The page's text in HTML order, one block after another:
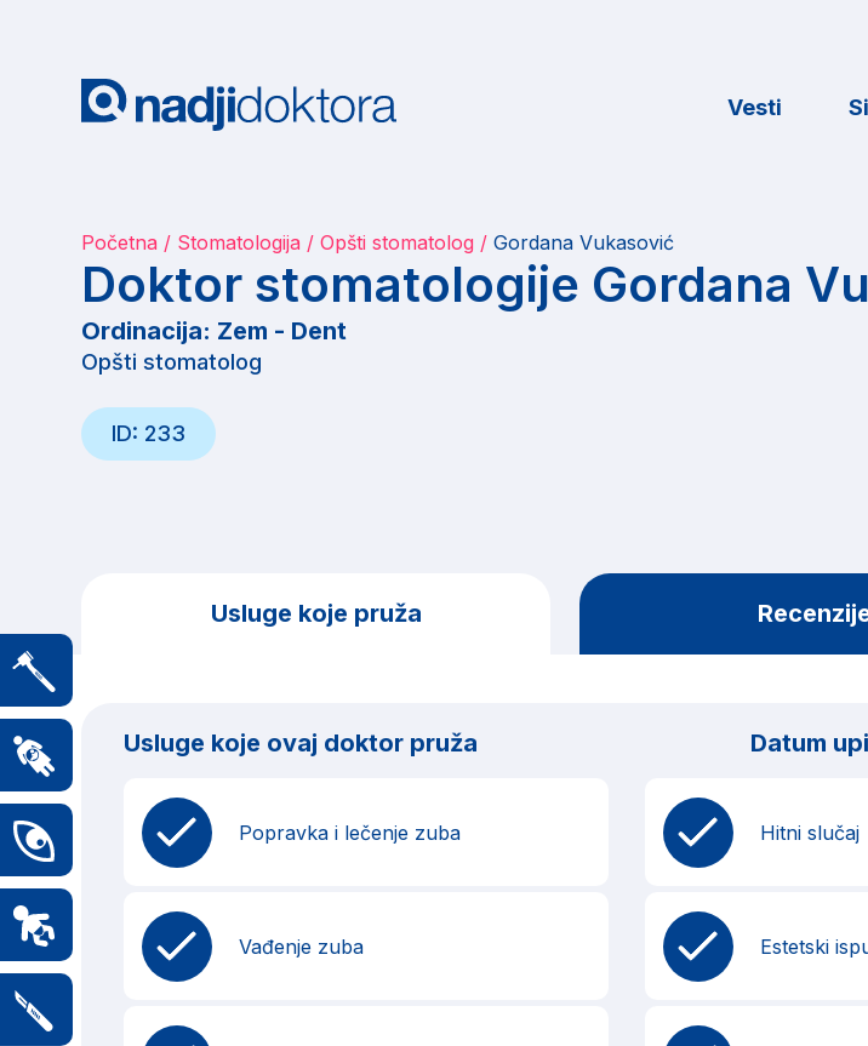
Vesti
Početna Stomatologija Opšti stomatolog Gordana Vukasović
Doktor stomatologije Gordana
Ordinacija: Zem - Dent
Opšti stomatolog
ID: 233
Usluge koje pruža
Usluge koje ovaj doktor pruža
Popravka i lečenje zuba
Vađenje zuba
Datum
Hitni slučaj
Estetski